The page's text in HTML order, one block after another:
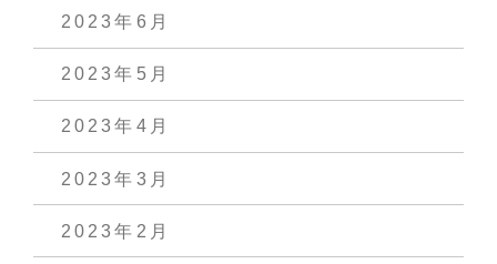
2023年6月
2023年5月
2023年4月
2023年3月
2023年2月